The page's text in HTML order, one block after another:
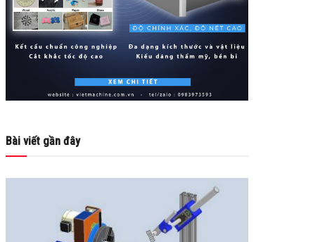
Bài viết gần đây